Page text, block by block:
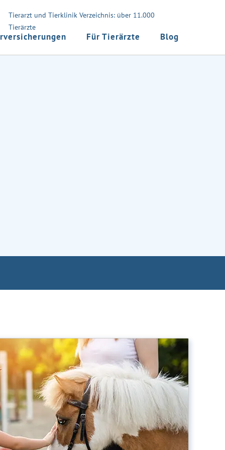
Tierarzt und Tierklinik Verzeichnis: über 11.000
Tierärzte
Für Tierärzte Blog